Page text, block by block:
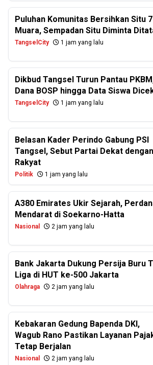
Puluhan Komunitas Bersihkan Situ 7
Muara, Sempadan Situ Diminta
TangselCity 1 jam yang lalu
Dikbud Tangsel Turun Pantau
Dana BOSP hingga Data Siswa
TangselCity 1 jam yang lalu
Belasan Kader Perindo Gabung PSI
Tangsel, Sebut Partai Dekat dengan
Rakyat
Politik 1 jam yang lalu
A380 Emirates Ukir Sejarah,
Mendarat di Soekarno-Hatta
Nasional 2 jam yang lalu
Bank Jakarta Dukung Persija Buru
Liga di HUT ke-500 Jakarta
Olahraga 2 jam yang lalu
Kebakaran Gedung Bapenda DKI,
Wagub Rano Pastikan Layanan
Tetap Berjalan
Nasional 2 jam yang lalu